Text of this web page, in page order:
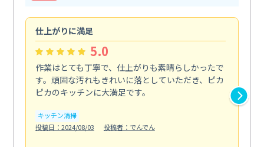
仕上がりに満足
5.0
作業はとても丁寧で、仕上がりも素晴らしかったで
す。頑固な汚れもきれいに落としていただき、ピカ
ピカのキッチンに大満足です。
キッチン清掃
投稿日：2024/08/03
投稿者：でんでん